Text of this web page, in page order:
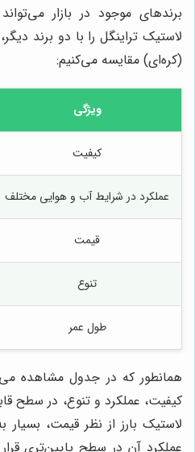
برندهای موجود در بازار
لاستیک تراینگل را با دو برند
(کره‌ای) مقایسه می‌کنیم:
ویژگی
کیفیت
عملکرد در شرایط آب و هوایی مختلف
قیمت
تنوع
طول عمر
همانطور که در جدول مشاهده
کیفیت، عملکرد و تنوع، در سطح
لاستیک بارز از نظر قیمت،
عملکرد آن در سطح پایین‌تری